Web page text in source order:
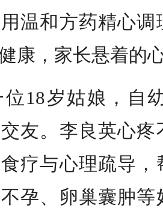
温和方药精心
康，家长悬着的
位18岁姑娘，自
友。李良英心
疗与心理疏导
孕、卵巢囊肿